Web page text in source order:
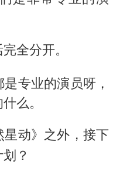
全分开。
专业的演员呀，
么。
星动》之外，接下
？